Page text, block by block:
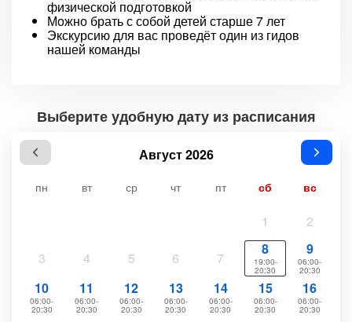
физической подготовкой
Можно брать с собой детей старше 7 лет
Экскурсию для вас проведёт один из гидов
нашей команды
Выберите удобную дату из расписания
Август 2026
пн вт ср чт пт сб вс
1 2
3 4 5 6 7
8
19:00-
20:30
9
06:00-
20:30
10
06:00-
20:30
11
06:00-
20:30
12
06:00-
20:30
13
06:00-
20:30
14
06:00-
20:30
15
06:00-
20:30
16
06:00-
20:30